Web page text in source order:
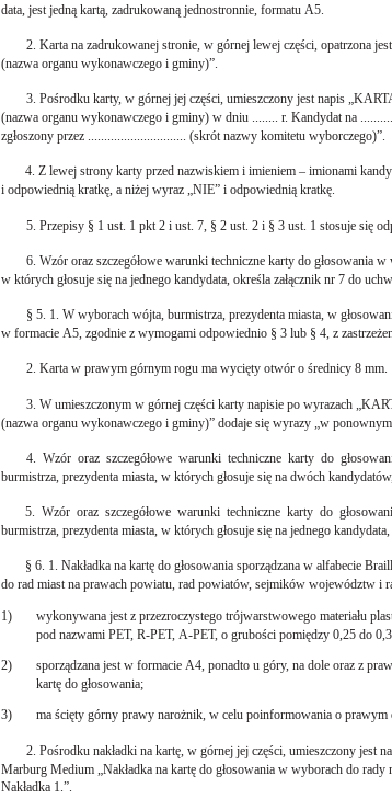
data, jest jedną kartą, zadrukowaną jednostronnie, formatu A5.
2. Karta na zadrukowanej stronie, w górnej lewej części, opatrzona
(nazwa organu wykonawczego i gminy)”.
3. Pośrodku karty, w górnej jej części, umieszczony jest napis
(nazwa organu wykonawczego i gminy) w dniu ........ r. Kandydat na
zgłoszony przez .............................. (skrót nazwy komitetu wyborczego)”.
4. Z lewej strony karty przed nazwiskiem i imieniem – imionami
i odpowiednią kratkę, a niżej wyraz „NIE” i odpowiednią kratkę.
5. Przepisy § 1 ust. 1 pkt 2 i ust. 7, § 2 ust. 2 i § 3 ust. 1 stosuje się
6. Wzór oraz szczegółowe warunki techniczne karty do głosowania
w których głosuje się na jednego kandydata, określa załącznik nr 7 do
§ 5. 1. W wyborach wójta, burmistrza, prezydenta miasta, w
w formacie A5, zgodnie z wymogami odpowiednio § 3 lub § 4, z
2. Karta w prawym górnym rogu ma wycięty otwór o średnicy 8 mm.
3. W umieszczonym w górnej części karty napisie po wyrazach
(nazwa organu wykonawczego i gminy)” dodaje się wyrazy „w ponownym
4. Wzór oraz szczegółowe warunki techniczne karty do
burmistrza, prezydenta miasta, w których głosuje się na dwóch
5. Wzór oraz szczegółowe warunki techniczne karty do
burmistrza, prezydenta miasta, w których głosuje się na jednego
§ 6. 1. Nakładka na kartę do głosowania sporządzana w alfabecie
do rad miast na prawach powiatu, rad powiatów, sejmików województw i
1)
2)
3)
wykonywana jest z przezroczystego trójwarstwowego materiału
pod nazwami PET, R-PET, A-PET, o grubości pomiędzy 0,25 do
sporządzana jest w formacie A4, ponadto u góry, na dole oraz z
kartę do głosowania;
ma ścięty górny prawy narożnik, w celu poinformowania o prawym
2. Pośrodku nakładki na kartę, w górnej jej części, umieszczony jest
Marburg Medium „Nakładka na kartę do głosowania w wyborach do
Nakładka 1.”.